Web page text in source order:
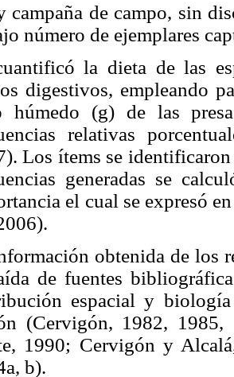
campaña de campo, sin
número de ejemplares
la dieta de las
digestivos, empleando
húmedo (g) de las
relativas
Los ítems se
generadas se
el cual se expresó
obtenida de los
de fuentes
espacial y
(Cervigón, 1982,
1990; Cervigón y
b).